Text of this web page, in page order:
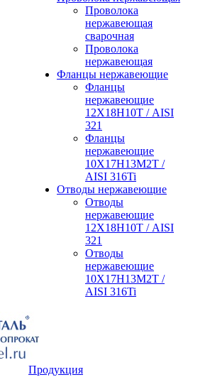
Проволока
нержавеющая
сварочная
Проволока
нержавеющая
Фланцы нержавеющие
Фланцы
нержавеющие
12Х18Н10Т / AISI
321
Фланцы
нержавеющие
10Х17Н13М2Т /
AISI 316Ti
Отводы нержавеющие
Отводы
нержавеющие
12Х18Н10Т / AISI
321
Отводы
нержавеющие
10Х17Н13М2Т /
AISI 316Ti
Продукция